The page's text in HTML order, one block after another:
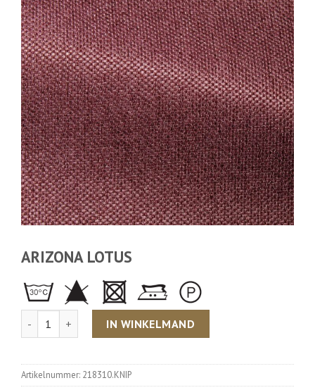
ARIZONA LOTUS
Aantal IN WINKELMAND
Artikelnummer: 218310.KNIP